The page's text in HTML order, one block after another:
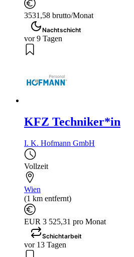
3531,58 brutto/Monat
Nachtschicht
vor 9 Tagen
KFZ Techniker*in
I. K. Hofmann GmbH
Vollzeit
Wien
(1 km entfernt)
EUR 3 525,31 pro Monat
Schichtarbeit
vor 13 Tagen